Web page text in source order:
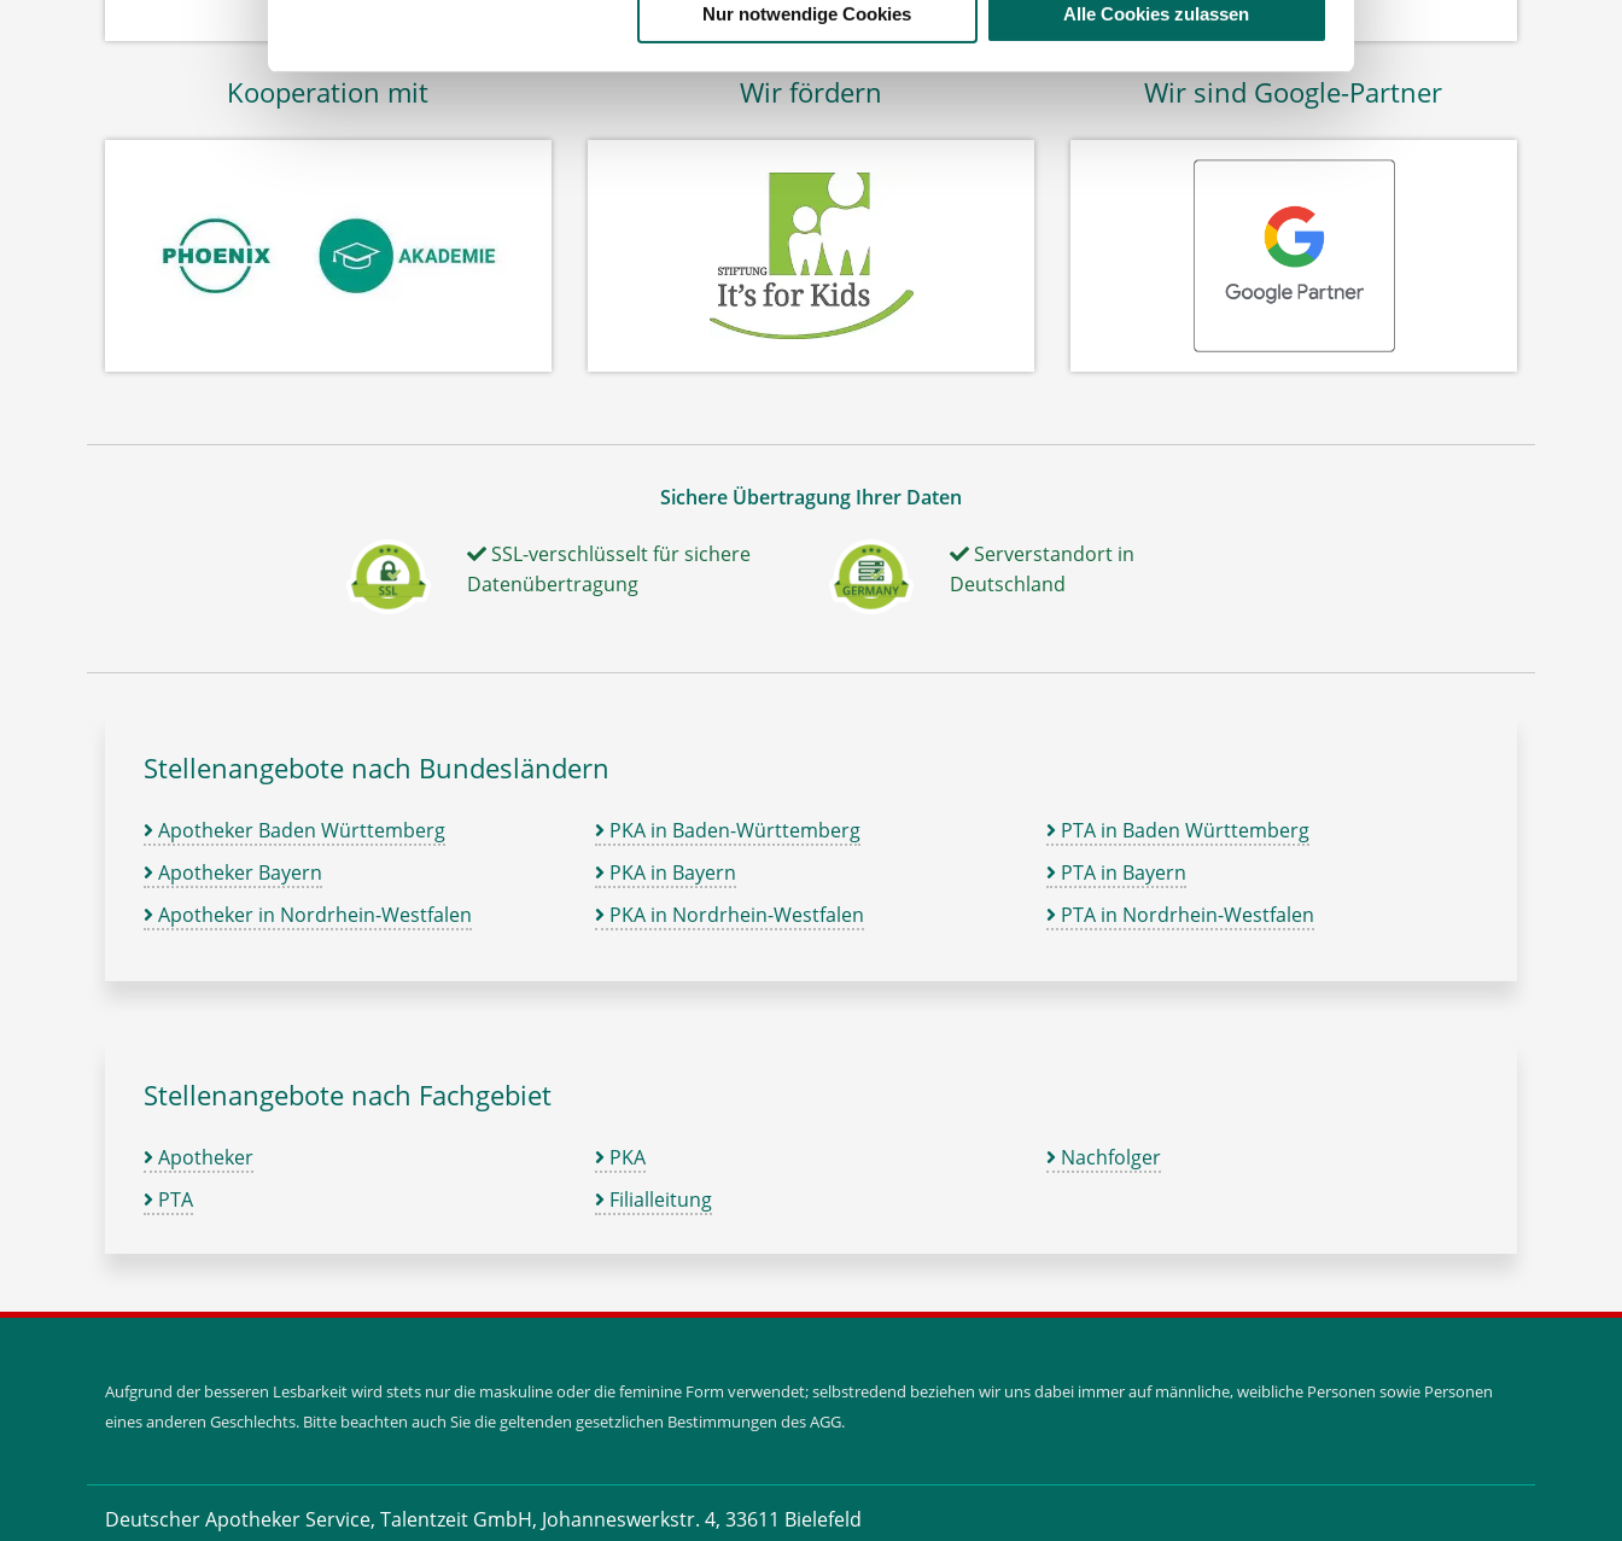
Nur notwendige Cookies Alle Cookies zulassen
Kooperation mit Wir fördern Wir sind Google-Partner
Sichere Übertragung Ihrer Daten
SSL-verschlüsselt für sichere
Datenübertragung
Serverstandort in
Deutschland
Stellenangebote nach Bundesländern
Apotheker Baden Württemberg
Apotheker Bayern
Apotheker in Nordrhein-Westfalen
PKA in Baden-Württemberg
PKA in Bayern
PKA in Nordrhein-Westfalen
PTA in Baden Württemberg
PTA in Bayern
PTA in Nordrhein-Westfalen
Stellenangebote nach Fachgebiet
Apotheker
PTA
PKA
Filialleitung
Nachfolger
Aufgrund der besseren Lesbarkeit wird stets nur die maskuline oder die feminine Form verwendet; selbstredend beziehen wir uns dabei immer auf männliche, weibliche Personen sowie Personen
eines anderen Geschlechts. Bitte beachten auch Sie die geltenden gesetzlichen Bestimmungen des AGG.
Deutscher Apotheker Service, Talentzeit GmbH, Johanneswerkstr. 4, 33611 Bielefeld